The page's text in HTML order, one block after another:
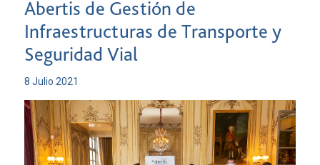
Abertis de Gestión de
Infraestructuras de Transporte y
Seguridad Vial
8 Julio 2021